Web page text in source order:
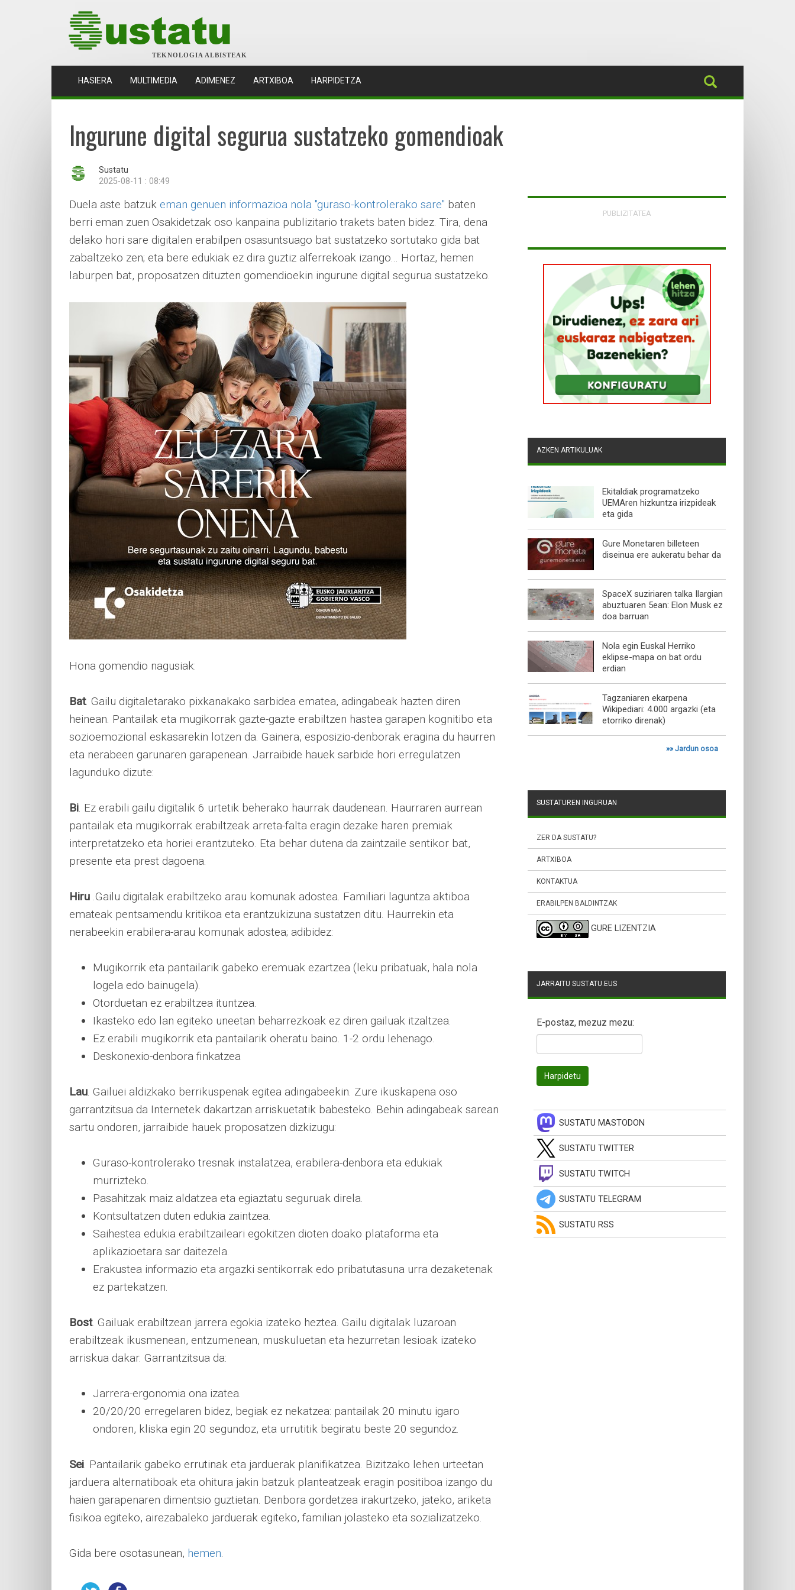
TEKNOLOGIA ALBISTEAK
HASIERA (CURRENT)
MULTIMEDIA ADIMENEZ ARTXIBOA HARPIDETZA
Ingurune digital segurua sustatzeko gomendioak
Sustatu
2025-08-11 : 08:49
Duela aste batzuk eman genuen informazioa nola "guraso-kontrolerako sare" baten
berri eman zuen Osakidetzak oso kanpaina publizitario trakets baten bidez. Tira, dena
delako hori sare digitalen erabilpen osasuntsuago bat sustatzeko sortutako gida bat
zabaltzeko zen; eta bere edukiak ez dira guztiz alferrekoak izango... Hortaz, hemen
laburpen bat, proposatzen dituzten gomendioekin ingurune digital segurua sustatzeko.
Hona gomendio nagusiak:
Bat. Gailu digitaletarako pixkanakako sarbidea ematea, adingabeak hazten diren
heinean. Pantailak eta mugikorrak gazte-gazte erabiltzen hastea garapen kognitibo eta
sozioemozional eskasarekin lotzen da. Gainera, esposizio-denborak eragina du haurren
eta nerabeen garunaren garapenean. Jarraibide hauek sarbide hori erregulatzen
lagunduko dizute:
Bi. Ez erabili gailu digitalik 6 urtetik beherako haurrak daudenean. Haurraren aurrean
pantailak eta mugikorrak erabiltzeak arreta-falta eragin dezake haren premiak
interpretatzeko eta horiei erantzuteko. Eta behar dutena da zaintzaile sentikor bat,
presente eta prest dagoena.
Hiru .Gailu digitalak erabiltzeko arau komunak adostea. Familiari laguntza aktiboa
emateak pentsamendu kritikoa eta erantzukizuna sustatzen ditu. Haurrekin eta
nerabeekin erabilera-arau komunak adostea; adibidez:
Mugikorrik eta pantailarik gabeko eremuak ezartzea (leku pribatuak, hala nola
logela edo bainugela).
Otorduetan ez erabiltzea ituntzea.
Ikasteko edo lan egiteko uneetan beharrezkoak ez diren gailuak itzaltzea.
Ez erabili mugikorrik eta pantailarik oheratu baino. 1-2 ordu lehenago.
Deskonexio-denbora finkatzea
Lau. Gailuei aldizkako berrikuspenak egitea adingabeekin. Zure ikuskapena oso
garrantzitsua da Internetek dakartzan arriskuetatik babesteko. Behin adingabeak sarean
sartu ondoren, jarraibide hauek proposatzen dizkizugu:
Guraso-kontrolerako tresnak instalatzea, erabilera-denbora eta edukiak
murrizteko.
Pasahitzak maiz aldatzea eta egiaztatu seguruak direla.
Kontsultatzen duten edukia zaintzea.
Saihestea edukia erabiltzaileari egokitzen dioten doako plataforma eta
aplikazioetara sar daitezela.
Erakustea informazio eta argazki sentikorrak edo pribatutasuna urra dezaketenak
ez partekatzen.
Bost. Gailuak erabiltzean jarrera egokia izateko heztea. Gailu digitalak luzaroan
erabiltzeak ikusmenean, entzumenean, muskuluetan eta hezurretan lesioak izateko
arriskua dakar. Garrantzitsua da:
Jarrera-ergonomia ona izatea.
20/20/20 erregelaren bidez, begiak ez nekatzea: pantailak 20 minutu igaro
ondoren, kliska egin 20 segundoz, eta urrutitik begiratu beste 20 segundoz.
Sei. Pantailarik gabeko errutinak eta jarduerak planifikatzea. Bizitzako lehen urteetan
jarduera alternatiboak eta ohitura jakin batzuk planteatzeak eragin positiboa izango du
haien garapenaren dimentsio guztietan. Denbora gordetzea irakurtzeko, jateko, ariketa
fisikoa egiteko, airezabaleko jarduerak egiteko, familian jolasteko eta sozializatzeko.
Gida bere osotasunean, hemen.
PUBLIZITATEA
AZKEN ARTIKULUAK
Ekitaldiak programatzeko
UEMAren hizkuntza irizpideak
eta gida
Gure Monetaren billeteen
diseinua ere aukeratu behar da
SpaceX suziriaren talka Ilargian
abuztuaren 5ean: Elon Musk ez
doa barruan
Nola egin Euskal Herriko
eklipse-mapa on bat ordu
erdian
Tagzaniaren ekarpena
Wikipediari: 4.000 argazki (eta
etorriko direnak)
»»Jardun osoa
SUSTATUREN INGURUAN
ZER DA SUSTATU?
ARTXIBOA
KONTAKTUA
ERABILPEN BALDINTZAK
GURE LIZENTZIA
JARRAITU SUSTATU.EUS
E-postaz, mezuz mezu:
SUSTATU MASTODON
SUSTATU TWITTER
SUSTATU TWITCH
SUSTATU TELEGRAM
SUSTATU RSS